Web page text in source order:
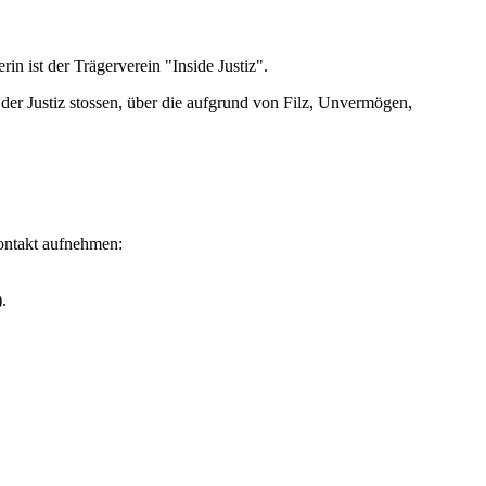
ist der Trägerverein "Inside Justiz".
Justiz stossen, über die aufgrund von Filz, Unvermögen,
aufnehmen: